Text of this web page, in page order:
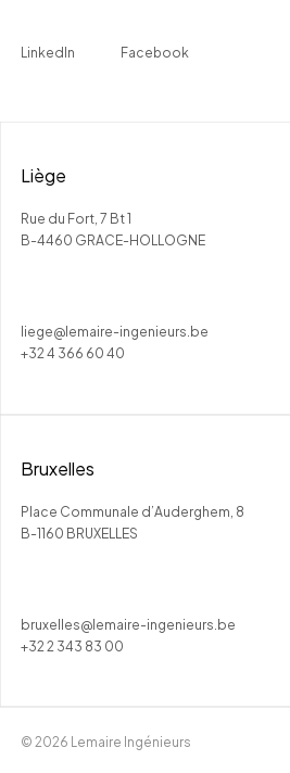
LinkedIn Facebook
Liège
Rue du Fort, 7 Bt 1
B-4460 GRACE-HOLLOGNE
liege@lemaire-ingenieurs.be
+32 4 366 60 40
Bruxelles
Place Communale d’Auderghem, 8
B-1160 BRUXELLES
bruxelles@lemaire-ingenieurs.be
+32 2 343 83 00
© 2026 Lemaire Ingénieurs